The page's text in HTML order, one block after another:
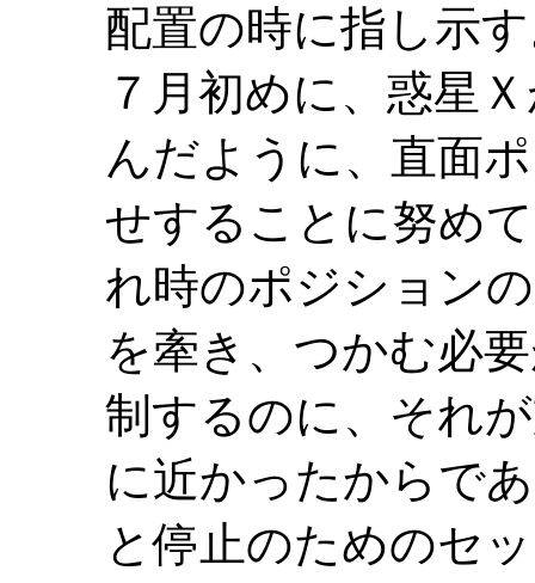
配置の時に指し示
７月初めに、惑星
んだように、直面
せすることに努め
れ時のポジション
を牽き、つかむ必
制するのに、それ
に近かったからで
と停止のためのセ